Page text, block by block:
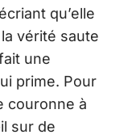
qu’elle
vérité saute
une
prime. Pour
couronne à
sur de